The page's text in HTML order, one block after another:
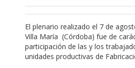
El plenario realizado el 7 de
Villa María (Córdoba) fue de
participación de las y los
unidades productivas de